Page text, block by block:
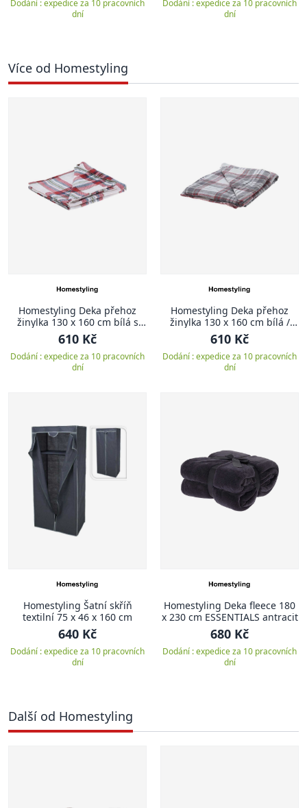
Dodání : expedice za 10 pracovních
dní
Dodání : expedice za 10 pracovních
dní
Více od Homestyling
Homestyling Deka přehoz
žinylka 130 x 160 cm bílá s
pruhy
610 Kč
Dodání : expedice za 10 pracovních
dní
Homestyling Deka přehoz
žinylka 130 x 160 cm bílá /
šedá s pruhy
610 Kč
Dodání : expedice za 10 pracovních
dní
Homestyling Šatní skříň
textilní 75 x 46 x 160 cm
640 Kč
Dodání : expedice za 10 pracovních
dní
Homestyling Deka fleece 180
x 230 cm ESSENTIALS antracit
680 Kč
Dodání : expedice za 10 pracovních
dní
Další od Homestyling